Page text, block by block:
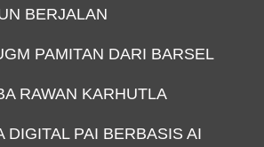
BERJALAN
PAMITAN DARI BARSEL
RAWAN KARHUTLA
DIGITAL PAI BERBASIS AI